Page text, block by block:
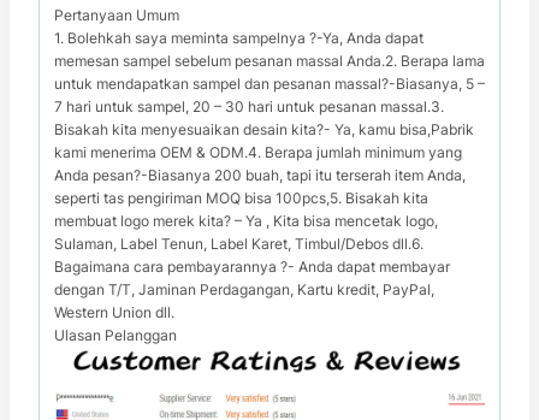
Pertanyaan Umum
1. Bolehkah saya meminta sampelnya ?-Ya, Anda dapat
memesan sampel sebelum pesanan massal Anda.2. Berapa lama
untuk mendapatkan sampel dan pesanan massal?-Biasanya, 5 –
7 hari untuk sampel, 20 – 30 hari untuk pesanan massal.3.
Bisakah kita menyesuaikan desain kita?- Ya, kamu bisa,Pabrik
kami menerima OEM & ODM.4. Berapa jumlah minimum yang
Anda pesan?-Biasanya 200 buah, tapi itu terserah item Anda,
seperti tas pengiriman MOQ bisa 100pcs,5. Bisakah kita
membuat logo merek kita? – Ya , Kita bisa mencetak logo,
Sulaman, Label Tenun, Label Karet, Timbul/Debos dll.6.
Bagaimana cara pembayarannya ?- Anda dapat membayar
dengan T/T, Jaminan Perdagangan, Kartu kredit, PayPal,
Western Union dll.
Ulasan Pelanggan